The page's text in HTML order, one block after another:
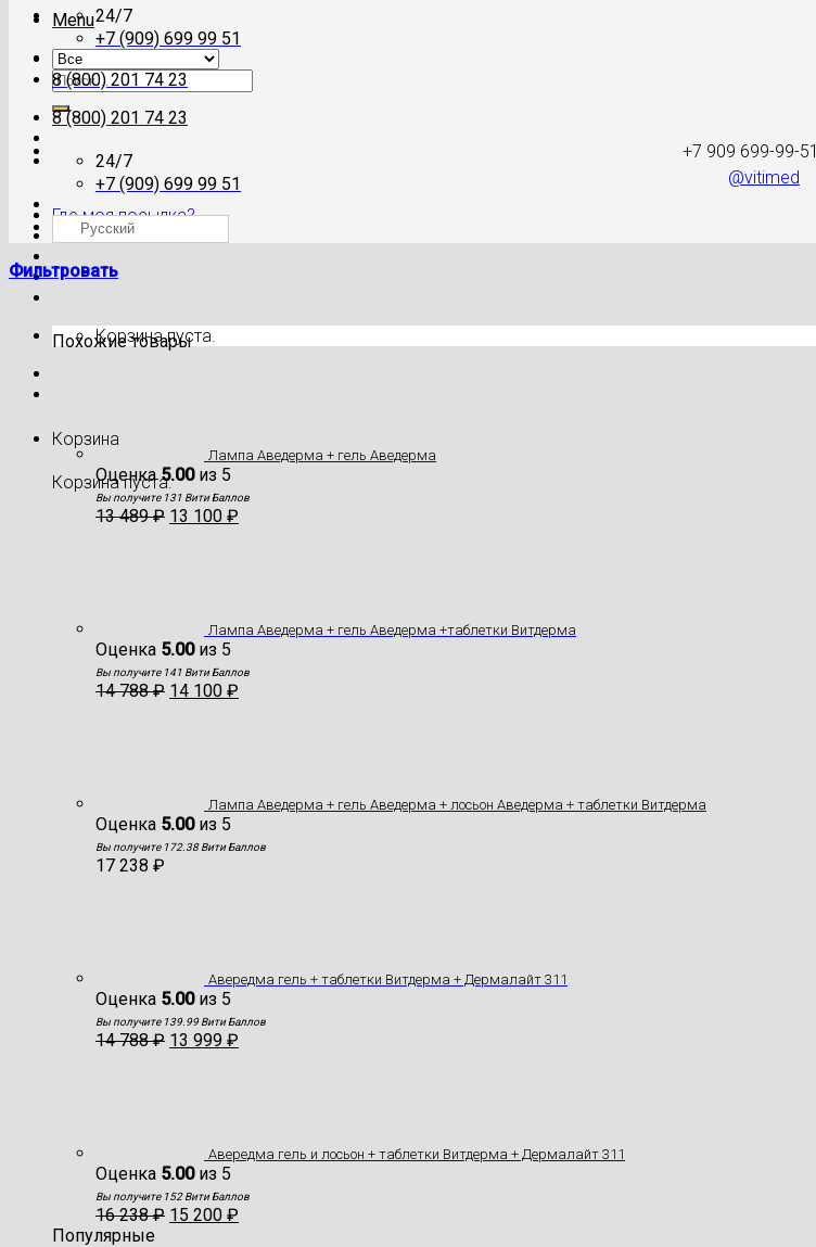
Menu
Искать:
+7 909 699-99-51
@vitimed
Где моя посылка?
Корзина пуста.
Корзина
Корзина пуста.
24/7
+7 (909) 699 99 51
8 (800) 201 74 23
8 (800) 201 74 23
24/7
+7 (909) 699 99 51
Русский
Фильтровать
Похожие товары
Лампа Аведерма + гель Аведерма
Оценка5.00из 5
Вы получите 131 Вити Баллов
13 489₽ 13 100 ₽
Лампа Аведерма + гель Аведерма +таблетки Витдерма
Оценка 5.00из 5
Вы получите 141 Вити Баллов
14 788₽ 14 100 ₽
Лампа Аведерма + гель Аведерма + лосьон Аведерма + таблетки Витдерма
Оценка 5.00из 5
Вы получите 172.38 Вити Баллов
17 238 ₽
Авередма гель + таблетки Витдерма + Дермалайт 311
Оценка 5.00из 5
Вы получите 139.99 Вити Баллов
14 788₽ 13 999 ₽
Авередма гель и лосьон + таблетки Витдерма + Дермалайт 311
Оценка 5.00из 5
Вы получите 152 Вити Баллов
16 238₽ 15 200 ₽
Популярные